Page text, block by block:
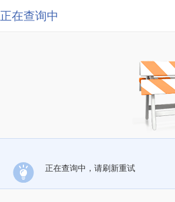
正在查询中
正在查询中，请刷新重试